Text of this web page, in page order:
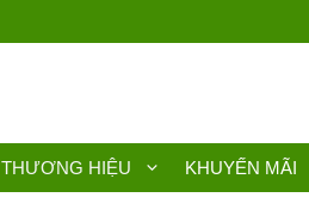
THƯƠNG HIỆU KHUYẾN MÃI